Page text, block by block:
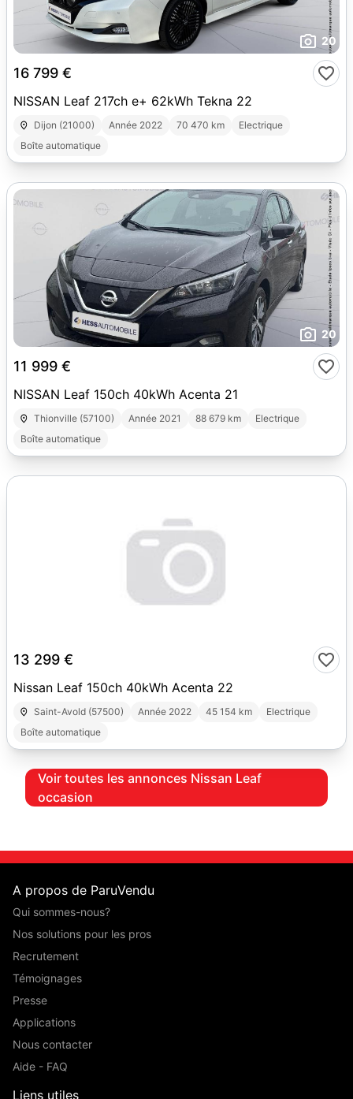
20
16 799 €
NISSAN Leaf 217ch e+ 62kWh Tekna 22
Dijon (21000) Année 2022 70 470 km
Electrique
Boîte automatique
20
11 999 €
NISSAN Leaf 150ch 40kWh Acenta 21
Thionville (57100) Année 2021 88 679 km
Electrique
Boîte automatique
13 299 €
Nissan Leaf 150ch 40kWh Acenta 22
Saint-Avold (57500) Année 2022 45 154 km
Electrique
Boîte automatique
Voir toutes les annonces Nissan Leaf
occasion
A propos de ParuVendu
Qui sommes-nous?
Nos solutions pour les pros
Recrutement
Témoignages
Presse
Applications
Nous contacter
Aide - FAQ
Liens utiles